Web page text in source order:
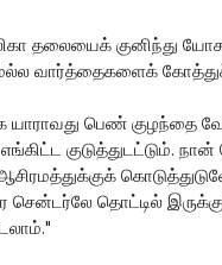
தலையைக் குனிந்து
வார்த்தைகளைக்
யாராவது பெண் குழந்தை
குடுத்துடட்டும்.
சென்டர்லே தொட்டில்